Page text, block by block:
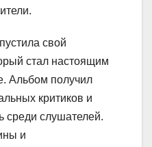
свой
стал настоящим
Альбом получил
критиков и
среди слушателей.
и